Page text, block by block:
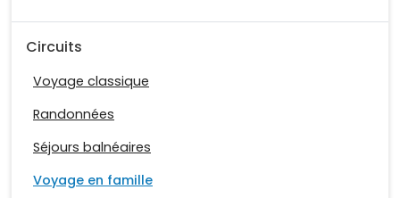
Circuits
Voyage classique
Randonnées
Séjours balnéaires
Voyage en famille